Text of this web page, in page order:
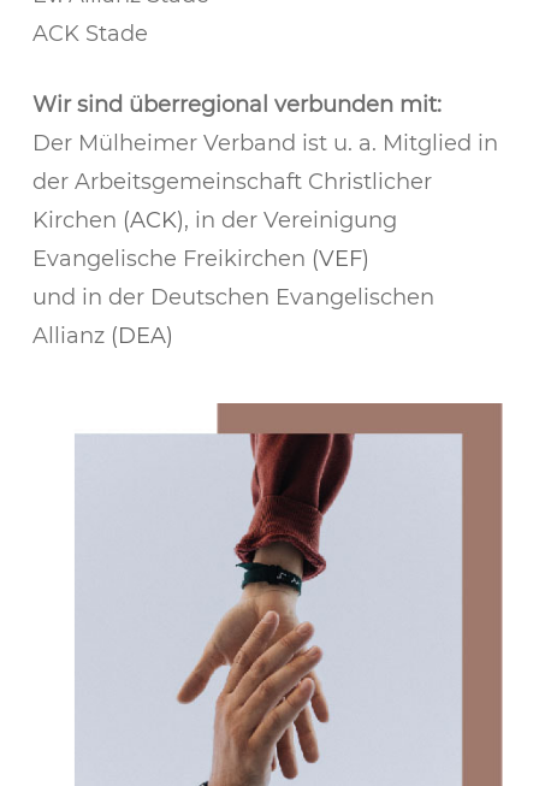
ACK Stade
Wir sind überregional verbunden mit:
Der Mülheimer Verband ist u. a. Mitglied in
der Arbeitsgemeinschaft Christlicher
Kirchen (ACK), in der Vereinigung
Evangelische Freikirchen (VEF)
und in der Deutschen Evangelischen
Allianz (DEA)